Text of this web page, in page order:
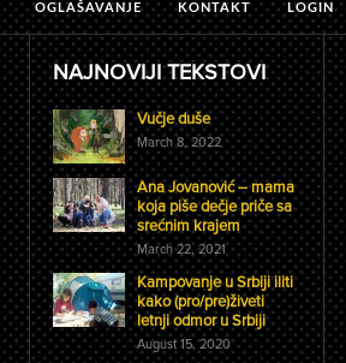
OGLAŠAVANJE KONTAKT LOGIN
NAJNOVIJI TEKSTOVI
Vučje duše
March 8, 2022
Ana Jovanović – mama
koja piše dečje priče sa
srećnim krajem
March 22, 2021
Kampovanje u Srbiji iliti
kako (pro/pre)živeti
letnji odmor u Srbiji
August 15, 2020